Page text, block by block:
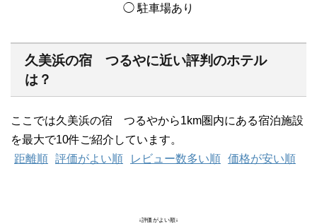
◯ 駐車場あり
久美浜の宿 つるやに近い評判のホテル
は？
ここでは久美浜の宿 つるやから1km圏内にある宿泊施設
を最大で10件ご紹介しています。
距離順 評価がよい順 レビュー数多い順 価格が安い順
↓評価がよい順↓